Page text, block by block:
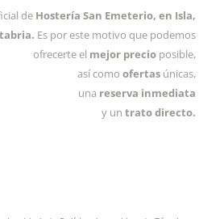
o
k
-
f
r
a
m
de Hostería San Emeterio, en Isla,
. Es por este motivo que podemos
ofrecerte el mejor precio posible,
así como ofertas únicas,
una reserva inmediata
y un trato directo.